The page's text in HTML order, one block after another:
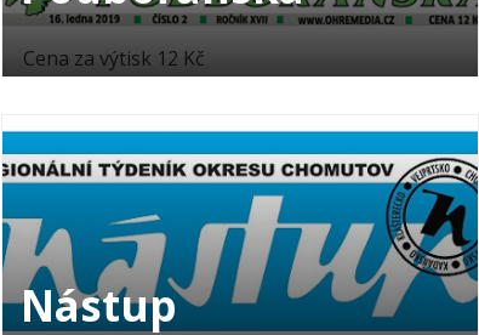
Cena za výtisk 12 Kč
Nástup